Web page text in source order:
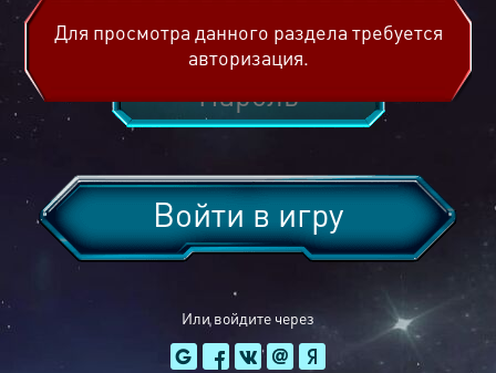
Или войдите через
Войти в игру
Для просмотра данного раздела требуется
авторизация.